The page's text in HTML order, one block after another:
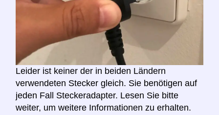
Leider ist keiner der in beiden Ländern
verwendeten Stecker gleich. Sie benötigen auf
jeden Fall Steckeradapter. Lesen Sie bitte
weiter, um weitere Informationen zu erhalten.